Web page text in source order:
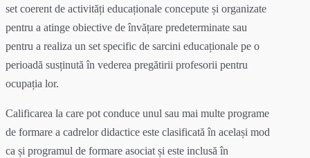
set coerent de activități educaționale concepute și organizate
pentru a atinge obiective de învățare predeterminate sau
pentru a realiza un set specific de sarcini educaționale pe o
perioadă susținută în vederea pregătirii profesorii pentru
ocupația lor.
Calificarea la care pot conduce unul sau mai multe programe
de formare a cadrelor didactice este clasificată în același mod
ca și programul de formare asociat și este inclusă în